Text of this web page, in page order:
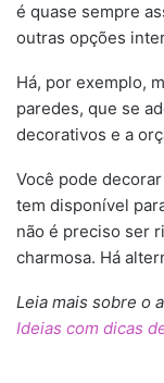
é quase sempre
outras opções
Há, por exemplo,
paredes, que se
decorativos e a
Você pode
tem disponível
não é preciso ser
charmosa. Há
Leia mais sobre o
Ideias com dicas